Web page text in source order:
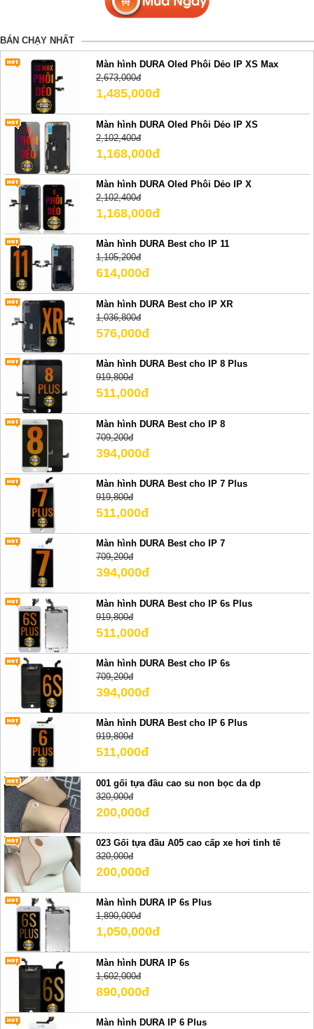
BÁN CHẠY NHẤT
Màn hình DURA Oled Phôi Dẻo IP XS Max
2,673,000đ
1,485,000đ
Màn hình DURA Oled Phôi Dẻo IP XS
2,102,400đ
1,168,000đ
Màn hình DURA Oled Phôi Dẻo IP X
2,102,400đ
1,168,000đ
Màn hình DURA Best cho IP 11
1,105,200đ
614,000đ
Màn hình DURA Best cho IP XR
1,036,800đ
576,000đ
Màn hình DURA Best cho IP 8 Plus
919,800đ
511,000đ
Màn hình DURA Best cho IP 8
709,200đ
394,000đ
Màn hình DURA Best cho IP 7 Plus
919,800đ
511,000đ
Màn hình DURA Best cho IP 7
709,200đ
394,000đ
Màn hình DURA Best cho IP 6s Plus
919,800đ
511,000đ
Màn hình DURA Best cho IP 6s
709,200đ
394,000đ
Màn hình DURA Best cho IP 6 Plus
919,800đ
511,000đ
001 gối tựa đầu cao su non bọc da dp
320,000đ
200,000đ
023 Gối tựa đầu A05 cao cấp xe hơi tinh tế
320,000đ
200,000đ
Màn hình DURA IP 6s Plus
1,890,000đ
1,050,000đ
Màn hình DURA IP 6s
1,602,000đ
890,000đ
Màn hình DURA IP 6 Plus